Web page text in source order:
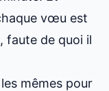
vœu est
, faute de quoi il
mêmes pour